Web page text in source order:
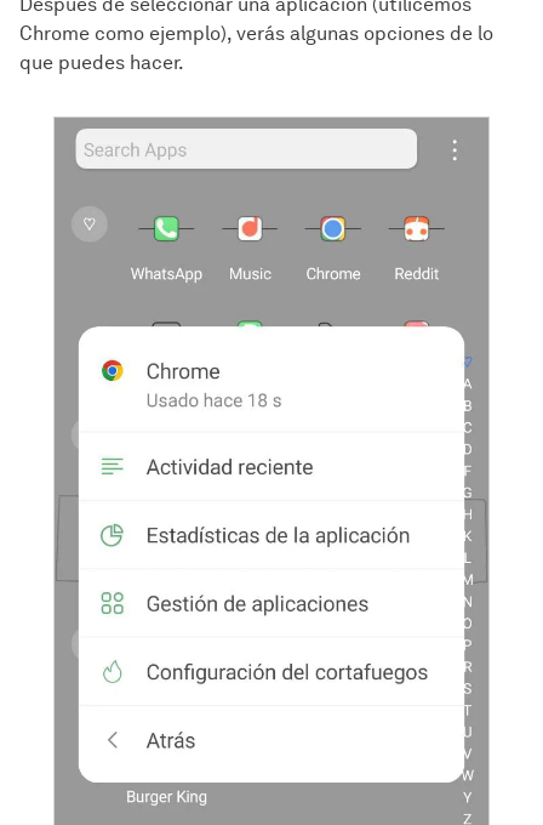
Chrome como ejemplo), verás algunas opciones de lo
que puedes hacer.